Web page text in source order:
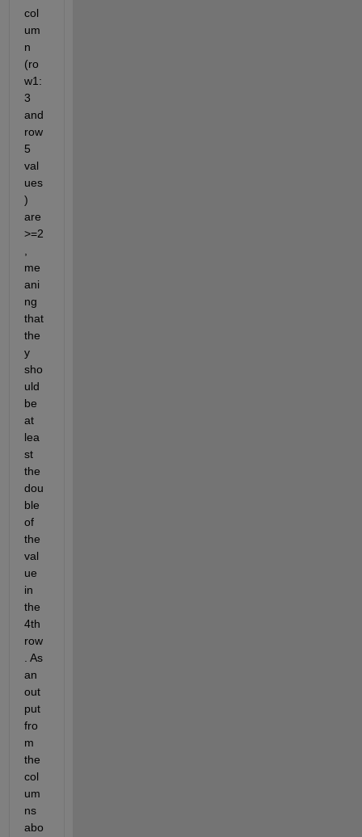
col
um
n
(ro
w1:
3
and
row
5
val
ues
)
are
>=2
me
ani
ng
that
the
y
sho
uld
be
at
lea
st
the
dou
ble
of
the
val
ue
in
the
4th
row
. As
an
out
put
fro
m
the
col
um
ns
abo